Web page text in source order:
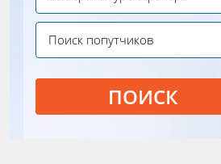
ПОИСК